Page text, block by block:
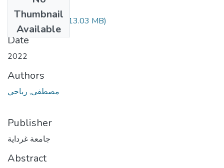
Thumbnail
Available
210.04.421.pdf (13.03 MB)
Date
2022
Authors
مصطفى, رباحي
Publisher
جامعة غرداية
Abstract